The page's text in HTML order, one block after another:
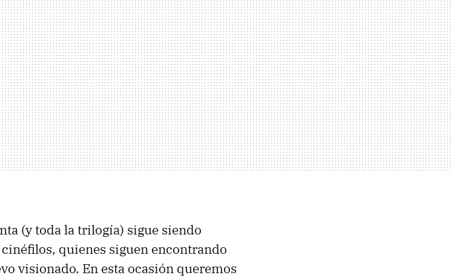
(y toda la trilogía) sigue siendo
quienes siguen encontrando
visionado. En esta ocasión queremos